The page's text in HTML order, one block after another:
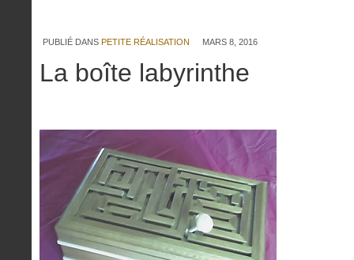
PUBLIÉ DANS PETITE RÉALISATION MARS 8, 2016
La boîte labyrinthe